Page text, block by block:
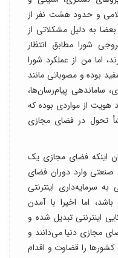
و حدود هشت نفر از
به دلیل مشکلاتی از
شورا مطابق انتظار
اما من از عملکرد شورا
بوده و مصوباتی مانند
ساماندهی پیام‌رسان‌ها،
هویت از مواردی بوده که
تحول در فضای مجازی
اینکه فضای مجازی یک
صنعتی وارد دوران فضای
سرمایه‌داری اینترنتی
اما اخیرا با آمدن
اینترنتی تبدیل شده و
مجازی دنیا می‌دانند و
را قضاوت و اقدام